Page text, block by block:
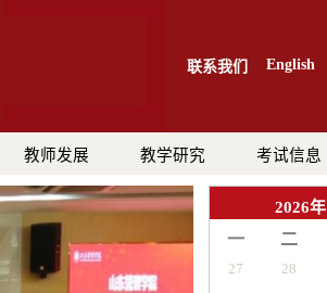
联系我们 English
教师发展 教学研究 考试信息
2026年
一 二
27 28